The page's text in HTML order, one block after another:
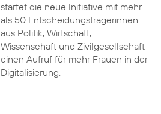
startet die neue Initiative mit mehr
als 50 Entscheidungsträgerinnen
aus Politik, Wirtschaft,
Wissenschaft und Zivilgesellschaft
einen Aufruf für mehr Frauen in der
Digitalisierung.